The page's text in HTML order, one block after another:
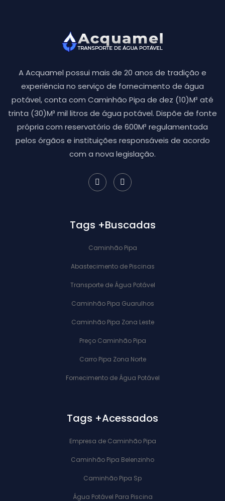
A Acquamel possui mais de 20 anos de tradição e
experiência no serviço de fornecimento de água
potável, conta com Caminhão Pipa de dez (10)M³ até
trinta (30)M³ mil litros de água potável. Dispõe de fonte
própria com reservatório de 600M³ regulamentada
pelos órgãos e instituições responsáveis de acordo
com a nova legislação.
Tags +Buscadas
Caminhão Pipa
Abastecimento de Piscinas
Transporte de Água Potável
Caminhão Pipa Guarulhos
Caminhão Pipa Zona Leste
Preço Caminhão Pipa
Carro Pipa Zona Norte
Fornecimento de Água Potável
Tags +Acessados
Empresa de Caminhão Pipa
Caminhão Pipa Belenzinho
Caminhão Pipa Sp
Água Potável Para Piscina